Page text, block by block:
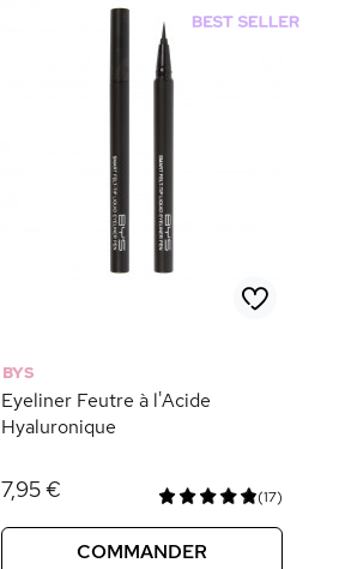
BYS
Eyeliner Feutre à l'Acide
Hyaluronique
7,95 € (17)
COMMANDER